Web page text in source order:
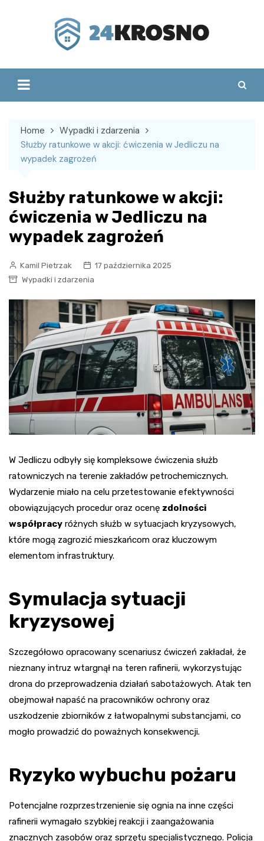
Home
Wypadki i zdarzenia
Służby ratunkowe w akcji: ćwiczenia w Jedliczu na
wypadek zagrożeń
Służby ratunkowe w akcji:
ćwiczenia w Jedliczu na
wypadek zagrożeń
Kamil Pietrzak
17 października 2025
Wypadki i zdarzenia
W Jedliczu odbyły się kompleksowe ćwiczenia służb
ratowniczych na terenie zakładów petrochemicznych.
Wydarzenie miało na celu przetestowanie efektywności
obowiązujących procedur oraz ocenę zdolności
współpracy różnych służb w sytuacjach kryzysowych,
które mogą zagrozić mieszkańcom oraz kluczowym
elementom infrastruktury.
Symulacja sytuacji
kryzysowej
Szczegółowo opracowany scenariusz ćwiczeń zakładał, że
nieznany intruz wtargnął na teren rafinerii, wykorzystując
drona do przeprowadzenia działań sabotażowych. Atak ten
obejmował napaść na pracowników ochrony oraz
uszkodzenie zbiorników z łatwopalnymi substancjami, co
mogło prowadzić do poważnych konsekwencji.
Ryzyko wybuchu pożaru
Potencjalne rozprzestrzenienie się ognia na inne części
rafinerii wymagało szybkiej reakcji i zaangażowania
znacznych zasobów oraz sprzętu specjalistycznego. Policja